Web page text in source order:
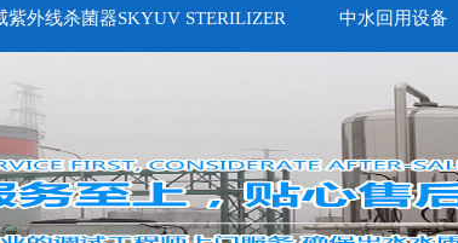
紫外线杀菌器SKYUV STERILIZER 中水回用设备